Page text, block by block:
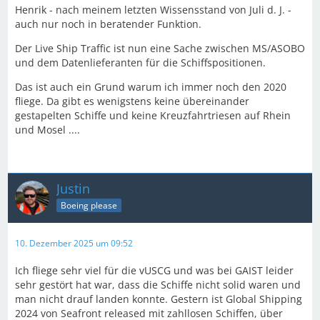
Henrik - nach meinem letzten Wissensstand von Juli d. J. -
auch nur noch in beratender Funktion.
Der Live Ship Traffic ist nun eine Sache zwischen MS/ASOBO
und dem Datenlieferanten für die Schiffspositionen.
Das ist auch ein Grund warum ich immer noch den 2020
fliege. Da gibt es wenigstens keine übereinander
gestapelten Schiffe und keine Kreuzfahrtriesen auf Rhein
und Mosel ....
Justin
Boeing please
10. Dezember 2025 um 09:52
Ich fliege sehr viel für die vUSCG und was bei GAIST leider
sehr gestört hat war, dass die Schiffe nicht solid waren und
man nicht drauf landen konnte. Gestern ist Global Shipping
2024 von Seafront released mit zahllosen Schiffen, über